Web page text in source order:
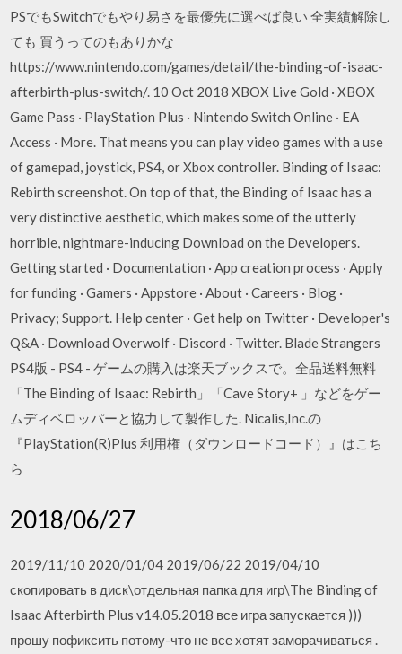
PSでもSwitchでもやり易さを最優先に選べば良い 全実績解除し
ても 買うってのもありかな
https://www.nintendo.com/games/detail/the-binding-of-isaac-
afterbirth-plus-switch/. 10 Oct 2018 XBOX Live Gold · XBOX
Game Pass · PlayStation Plus · Nintendo Switch Online · EA
Access · More. That means you can play video games with a use
of gamepad, joystick, PS4, or Xbox controller. Binding of Isaac:
Rebirth screenshot. On top of that, the Binding of Isaac has a
very distinctive aesthetic, which makes some of the utterly
horrible, nightmare-inducing Download on the Developers.
Getting started · Documentation · App creation process · Apply
for funding · Gamers · Appstore · About · Careers · Blog ·
Privacy; Support. Help center · Get help on Twitter · Developer's
Q&A · Download Overwolf · Discord · Twitter. Blade Strangers
PS4版 - PS4 - ゲームの購入は楽天ブックスで。全品送料無料
「The Binding of Isaac: Rebirth」「Cave Story+ 」などをゲー
ムディベロッパーと協力して製作した. Nicalis,Inc.の
『PlayStation(R)Plus 利用権（ダウンロードコード）』はこち
ら
2018/06/27
2019/11/10 2020/01/04 2019/06/22 2019/04/10
скопировать в диск\отдельная папка для игр\The Binding of
Isaac Afterbirth Plus v14.05.2018 все игра запускается )))
прошу пофиксить потому-что не все хотят заморачиваться .